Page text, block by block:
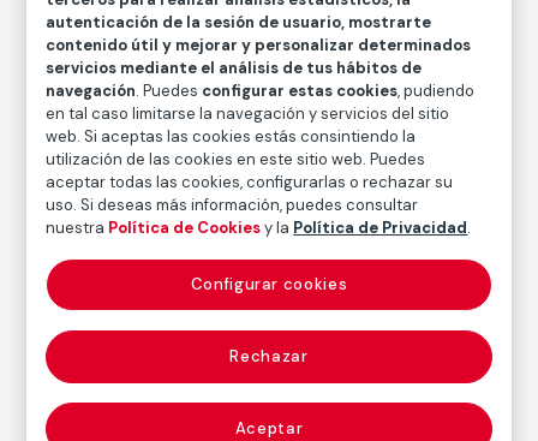
Medidas mancha: 45,5 × 57,2 cm
Medidas papel: 51 × 61 cm
Inventario
FM002065
Fecha
2012/2012
Inscripción/Leyenda
Firmado, titulado, fechado y numerado a lápiz en el
reverso 5/50
Autor
Nacimiento: Detroit, 1947
autenticación de la sesión de usuario, mostrarte
contenido útil y mejorar y personalizar determinados
servicios mediante el análisis de tus hábitos de
navegación. Puedes configurar estas cookies, pudiendo
en tal caso limitarse la navegación y servicios del sitio
web. Si aceptas las cookies estás consintiendo la
utilización de las cookies en este sitio web. Puedes
aceptar todas las cookies, configurarlas o rechazar su
uso. Si deseas más información, puedes consultar
nuestra Política de Cookiesy la Política de Privacidad.
Rechazar
Aceptar
Configurar cookies